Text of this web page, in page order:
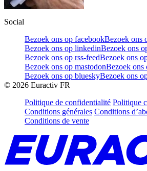
Social
Bezoek ons op facebookBezoek ons
Bezoek ons op linkedinBezoek ons
Bezoek ons op rss-feedBezoek ons
Bezoek ons op mastodonBezoek ons
Bezoek ons op blueskyBezoek ons
© 2026 Euractiv FR
Politique de confidentialité Politique
Conditions générales Conditions
Conditions de vente